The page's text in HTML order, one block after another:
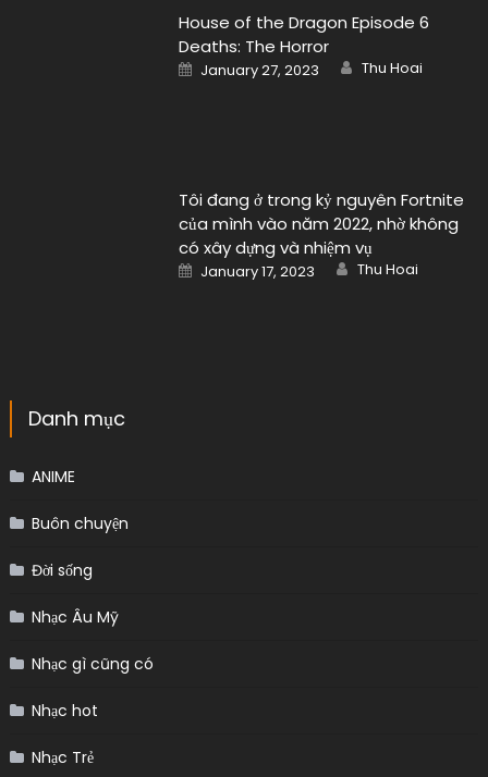
House of the Dragon Episode 6
Deaths: The Horror
Posted
on
January 27, 2023 Author
Thu Hoai
Tôi đang ở trong kỷ nguyên Fortnite
của mình vào năm 2022, nhờ không
có xây dựng và nhiệm vụ
Posted
on
January 17, 2023 Author
Thu Hoai
Danh mục
ANIME
Buôn chuyện
Đời sống
Nhạc Âu Mỹ
Nhạc gì cũng có
Nhạc hot
Nhạc Trẻ